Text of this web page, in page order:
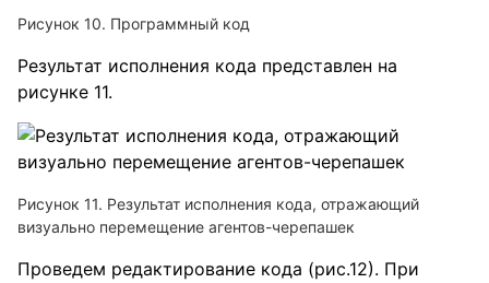
Рисунок 10. Программный код
Результат исполнения кода представлен на
рисунке 11.
Рисунок 11. Результат исполнения кода, отражающий
визуально перемещение агентов-черепашек
Проведем редактирование кода (рис.12). При